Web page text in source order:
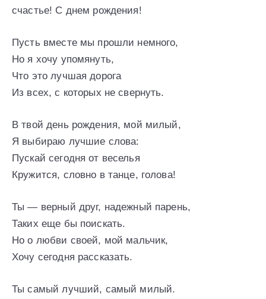
счастье! С днем рождения!
Пусть вместе мы прошли немного,
Но я хочу упомянуть,
Что это лучшая дорога
Из всех, с которых не свернуть.
В твой день рождения, мой милый,
Я выбираю лучшие слова:
Пускай сегодня от веселья
Кружится, словно в танце, голова!
Ты — верный друг, надежный парень,
Таких еще бы поискать.
Но о любви своей, мой мальчик,
Хочу сегодня рассказать.
Ты самый лучший, самый милый.